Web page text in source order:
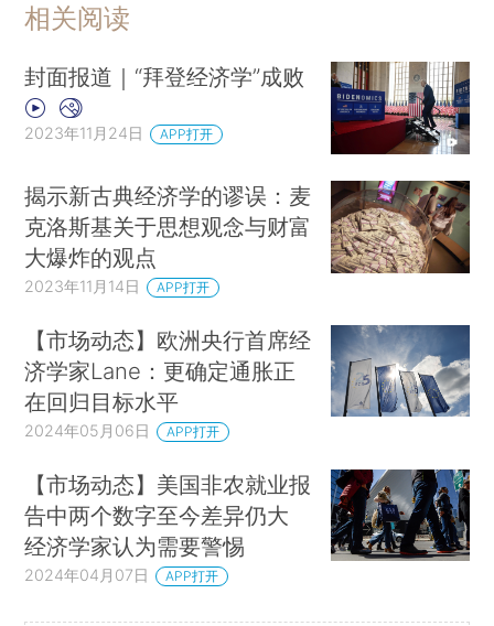
维坦”（意指受限或专横）、“红桃皇后效应”“吉尔伽
美什问题”“欧洲剪刀”以及书名中的“狭窄的走
廊”等。此类修辞手法很受欢迎，因为相比抽象
的说法，但我本人有时会思考在相应场合采用某个
特定比喻的逻辑到底是什么。阿西莫格鲁与罗宾逊
在总结时还呼吁建立一种“让政府和社会都必须强
本书的主要观点是，要让自由得以出现并盛
行，政府和社会都必须变得强大。我们需要强大的
政府来控制暴力、执行法律，并提供对民众生活至
选择。我们同时需要强大的能动员起来的社会来控
制和约束强大的政府……如果没有社会的警惕，宪
法和保证将只不过是废纸一张。（Acemoglu and
Robinson，2019，第xv—xvi页）
相关阅读
封面报道｜“拜登经济学”成败
2023年11月24日 APP打开
揭示新古典经济学的谬误：麦
克洛斯基关于思想观念与财富
大爆炸的观点
2023年11月14日 APP打开
【市场动态】欧洲央行首席经
济学家Lane：更确定通胀正
在回归目标水平
2024年05月06日 APP打开
【市场动态】美国非农就业报
告中两个数字至今差异仍大
经济学家认为需要警惕
2024年04月07日 APP打开